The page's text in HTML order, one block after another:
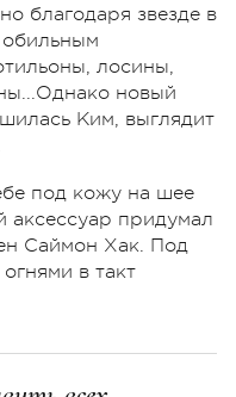
благодаря звезде в
лосины,
новый
Ким, выглядит
под кожу на шее
аксессуар придумал
Саймон Хак. Под
в такт